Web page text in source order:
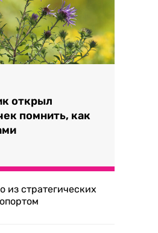
открыл
помнить, как
из стратегических